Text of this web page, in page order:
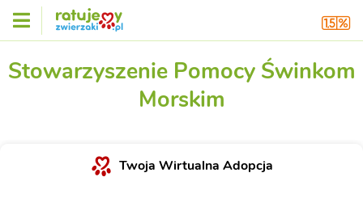
Stowarzyszenie Pomocy Świnkom
Morskim
Twoja Wirtualna Adopcja